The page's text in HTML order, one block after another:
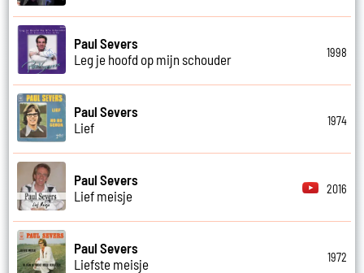
Paul Severs
Leg je hoofd op mijn schouder
1998
Paul Severs
Lief
1974
Paul Severs
Lief meisje
2016
Paul Severs
Liefste meisje
1972